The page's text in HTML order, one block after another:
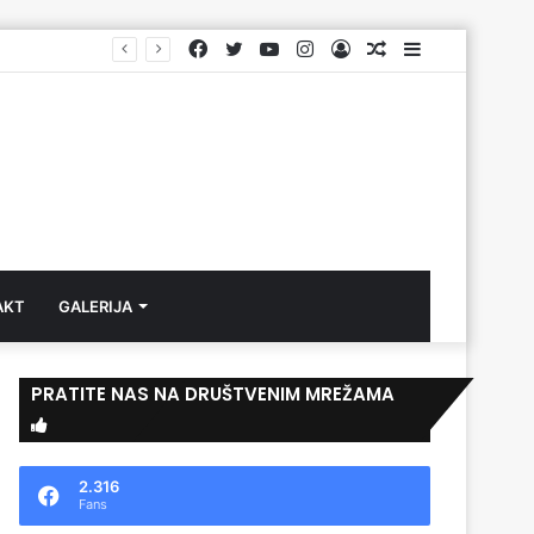
Aktuelno
Log
Instagram
YouTube
Twitter
Facebook
GALERIJA
PRATITE NAS NA DRUŠTVENIM MREŽAMA
2.316
Fans